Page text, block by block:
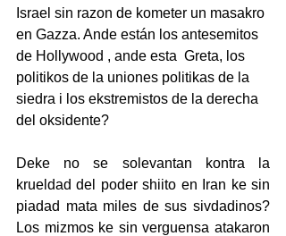
Israel sin razon de kometer un masakro
en Gazza. Ande están los antesemitos
de Hollywood , ande esta  Greta, los
politikos de la uniones politikas de la
siedra i los ekstremistos de la derecha
del oksidente?
Deke no se solevantan kontra la
krueldad del poder shiito en Iran ke sin
piadad mata miles de sus sivdadinos?
Los mizmos ke sin verguensa atakaron